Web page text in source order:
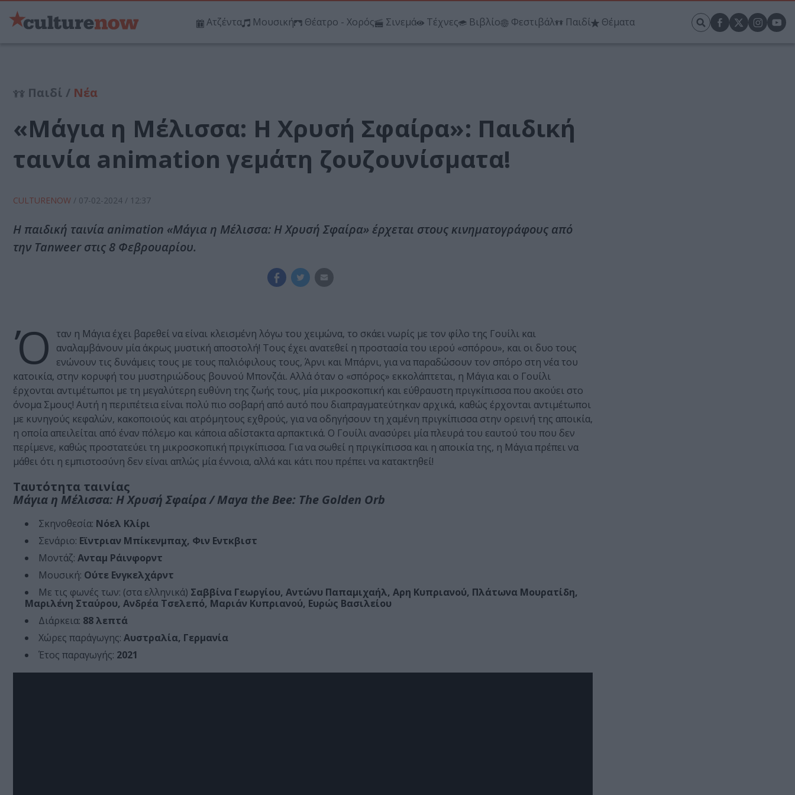
Ατζέντα Μουσική Θέατρο - Χορός Σινεμά Τέχνες Βιβλίο Φεστιβάλ Παιδί Θέματα
Παιδί / Νέα
«Mάγια η Μέλισσα: Η Χρυσή Σφαίρα»: Παιδική
ταινία animation γεμάτη ζουζουνίσματα!
CULTURENOW / 07-02-2024 / 12:37
Η παιδική ταινία animation «Mάγια η Μέλισσα: Η Χρυσή Σφαίρα» έρχεται στους κινηματογράφους από
την Tanweer στις 8 Φεβρουαρίου.
Ό
ταν η Μάγια έχει βαρεθεί να είναι κλεισμένη λόγω του χειμώνα, το σκάει νωρίς με τον φίλο της Γουίλι και
αναλαμβάνουν μία άκρως μυστική αποστολή! Τους έχει ανατεθεί η προστασία του ιερού «σπόρου», και οι δυο τους
ενώνουν τις δυνάμεις τους με τους παλιόφιλους τους, Άρνι και Μπάρνι, για να παραδώσουν τον σπόρο στη νέα του
κατοικία, στην κορυφή του μυστηριώδους βουνού Μπονζάι. Αλλά όταν ο «σπόρος» εκκολάπτεται, η Μάγια και ο Γουίλι
έρχονται αντιμέτωποι με τη μεγαλύτερη ευθύνη της ζωής τους, μία μικροσκοπική και εύθραυστη πριγκίπισσα που ακούει στο
όνομα Σμους! Αυτή η περιπέτεια είναι πολύ πιο σοβαρή από αυτό που διαπραγματεύτηκαν αρχικά, καθώς έρχονται αντιμέτωποι
με κυνηγούς κεφαλών, κακοποιούς και ατρόμητους εχθρούς, για να οδηγήσουν τη χαμένη πριγκίπισσα στην ορεινή της αποικία,
η οποία απειλείται από έναν πόλεμο και κάποια αδίστακτα αρπακτικά. Ο Γουίλι ανασύρει μία πλευρά του εαυτού του που δεν
περίμενε, καθώς προστατεύει τη μικροσκοπική πριγκίπισσα. Για να σωθεί η πριγκίπισσα και η αποικία της, η Μάγια πρέπει να
μάθει ότι η εμπιστοσύνη δεν είναι απλώς μία έννοια, αλλά και κάτι που πρέπει να κατακτηθεί!
Ταυτότητα ταινίας
Mάγια η Μέλισσα: Η Χρυσή Σφαίρα / Maya the Bee: The Golden Orb
Σκηνοθεσία: Νόελ Κλίρι
Σενάριο: Εϊντριαν Μπίκενμπαχ, Φιν Εντκβιστ
Μοντάζ: Ανταμ Ράινφορντ
Μουσική: Ούτε Ενγκελχάρντ
Με τις φωνές των: (στα ελληνικά) Σαββίνα Γεωργίου, Αντώνυ Παπαμιχαήλ, Αρη Κυπριανού, Πλάτωνα Μουρατίδη,
Μαριλένη Σταύρου, Ανδρέα Τσελεπό, Μαριάν Κυπριανού, Ευρώς Βασιλείου
Διάρκεια: 88 λεπτά
Χώρες παράγωγης: Αυστραλία, Γερμανία
Έτος παραγωγής: 2021